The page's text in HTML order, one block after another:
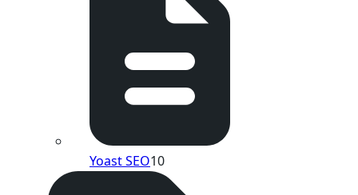
Yoast SEO10